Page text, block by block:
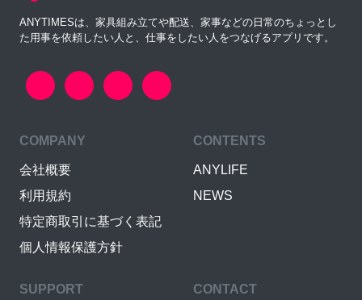
ANYTIMESは、家具組み立てや配送、家事などの日常のちょっとし
た用事を依頼したい人と、仕事をしたい人をつなげるアプリです。
COMPANY
会社概要
利用規約
特定商取引に基づく表記
個人情報保護方針
CONTENTS
ANYLIFE
NEWS
SUPPORT CONTACT